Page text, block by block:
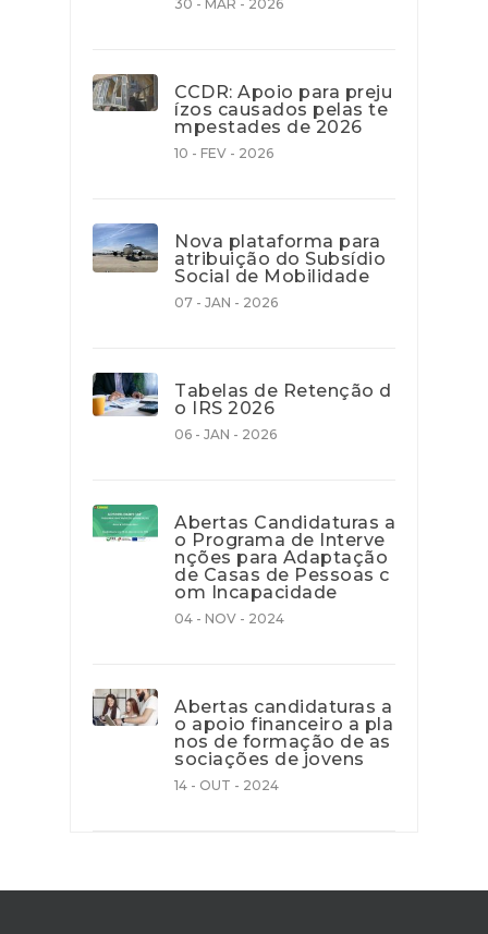
30 - MAR - 2026
CCDR: Apoio para preju
ízos causados pelas te
mpestades de 2026
10 - FEV - 2026
Nova plataforma para
atribuição do Subsídio
Social de Mobilidade
07 - JAN - 2026
Tabelas de Retenção d
o IRS 2026
06 - JAN - 2026
Abertas Candidaturas a
o Programa de Interve
nções para Adaptação
de Casas de Pessoas c
om Incapacidade
04 - NOV - 2024
Abertas candidaturas a
o apoio financeiro a pla
nos de formação de as
sociações de jovens
14 - OUT - 2024